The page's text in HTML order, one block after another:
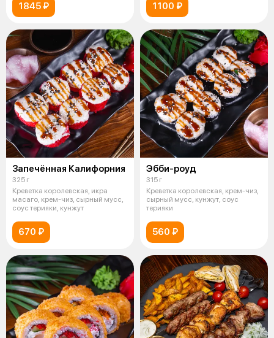
1845 ₽ 1100 ₽
Запечённая Калифорния
325 г
Креветка королевская, икра
масаго, крем-чиз, сырный мусс,
соус терияки, кунжут
670 ₽
Эбби-роуд
315 г
Креветка королевская, крем-чиз,
сырный мусс, кунжут, соус
терияки
560 ₽